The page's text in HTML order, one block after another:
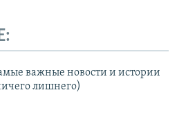
важные новости и истории
лишнего)